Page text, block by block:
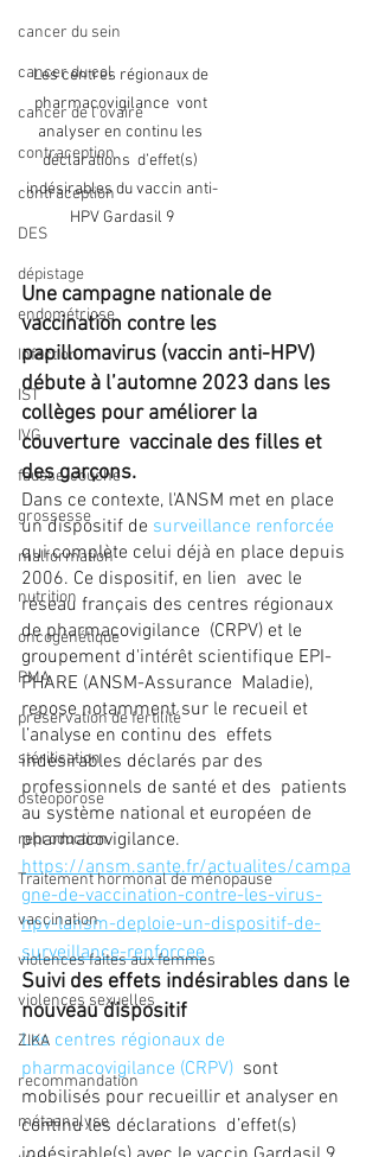
cancer du sein
cancer du col
cancer de l'ovaire
contraception
contraception
DES
dépistage
endométriose
Infection
IST
IVG
fausse-couche
grossesse
malformation
nutrition
oncogénétique
PMA
préservation de fertilité
stérilisation
ostéoporose
reproduction
Traitement hormonal de ménopause
vaccination
violences faites aux femmes
violences sexuelles
ZIKA
recommandation
métaanalyse
Les centres régionaux de
pharmacovigilance  vont
analyser en continu les
déclarations  d’effet(s)
indésirables du vaccin anti-
HPV Gardasil 9
Une campagne nationale de
vaccination contre les
papillomavirus (vaccin anti-HPV)
débute à l’automne 2023 dans les
collèges pour améliorer la
couverture  vaccinale des filles et
des garçons.
Dans ce contexte, l'ANSM met en place
un dispositif de surveillance renforcée
qui complète celui déjà en place depuis
2006. Ce dispositif, en lien  avec le
réseau français des centres régionaux
de pharmacovigilance  (CRPV) et le
groupement d'intérêt scientifique EPI-
PHARE (ANSM-Assurance  Maladie),
repose notamment sur le recueil et
l’analyse en continu des  effets
indésirables déclarés par des
professionnels de santé et des  patients
au système national et européen de
pharmacovigilance.
https://ansm.sante.fr/actualites/campa
gne-de-vaccination-contre-les-virus-
hpv-lansm-deploie-un-dispositif-de-
surveillance-renforcee
Suivi des effets indésirables dans le
nouveau dispositif
Les centres régionaux de
pharmacovigilance (CRPV)
  sont
mobilisés pour recueillir et analyser en
continu les déclarations  d’effet(s)